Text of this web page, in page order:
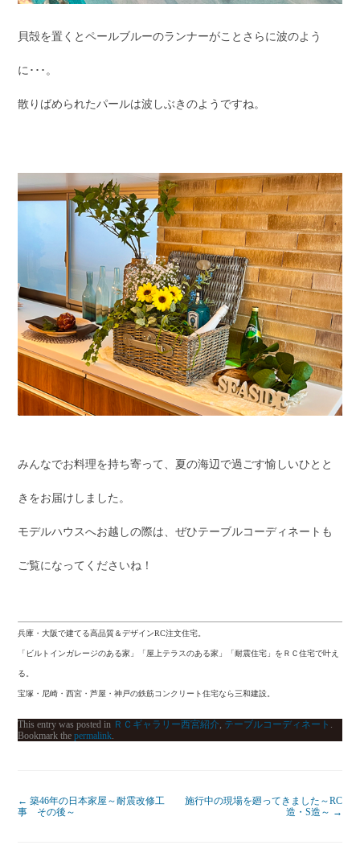
貝殻を置くとペールブルーのランナーがことさらに波のよう
に･･･。
散りばめられたパールは波しぶきのようですね。
みんなでお料理を持ち寄って、夏の海辺で過ごす愉しいひとと
きをお届けしました。
モデルハウスへお越しの際は、ぜひテーブルコーディネートも
ご覧になってくださいね！
兵庫・大阪で建てる高品質＆デザインRC注文住宅。
「ビルトインガレージのある家」「屋上テラスのある家」「耐震住宅」をＲＣ住宅で叶え
る。
宝塚・尼崎・西宮・芦屋・神戸の鉄筋コンクリート住宅なら三和建設。
This entry was posted in ＲＣギャラリー西宮紹介, テーブルコーディネート .
Bookmark thepermalink.
← 築46年の日本家屋～耐震改修工
事 その後～
施行中の現場を廻ってきました～RC
造・S造～ →